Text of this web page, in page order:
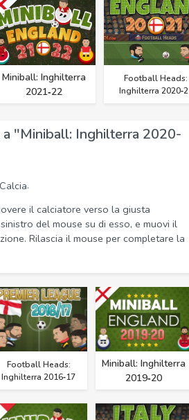
Miniball: Inghilterra
2021‑22
Football Heads:
Inghilterra
a "Miniball: Inghilterra 2020-
.
il calciatore verso la giusta
del mouse su di esso, e muovi il
Rilascia il mouse per completare la
Football Heads:
Inghilterra 2016‑17
Miniball: Inghilterra
2019‑20